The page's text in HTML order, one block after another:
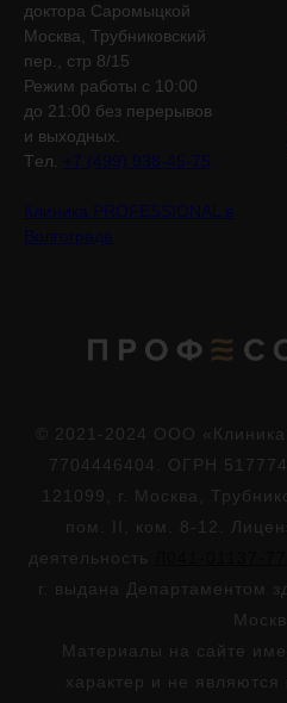
доктора Саромыцкой
Москва, Трубниковский
пер., стр 8/15
Режим работы с 10:00
до 21:00 без перерывов
и выходных.
Tел. +7 (499) 938-45-75
Клиника PROFESSIONAL в
Волгограде
© 2021-2024 ООО
7704446404. ОГРН
121099, г. Москва,
пом. II, ком. 8-12.
деятельность
г. выдана Департаментом
Материалы на сайте
характер и не являются